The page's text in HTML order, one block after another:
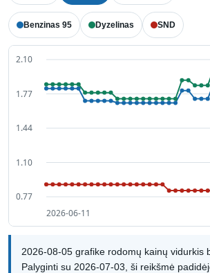
Benzinas 95 Dyzelinas SND
2026-08-05 grafike rodomų kainų vidurkis
Palyginti su 2026-07-03, ši reikšmė